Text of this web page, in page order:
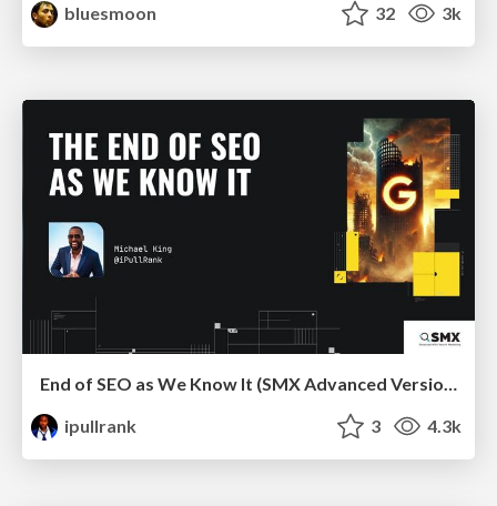
bluesmoon
32 3k
End of SEO as We Know It (SMX Advanced Version)
ipullrank
3 4.3k